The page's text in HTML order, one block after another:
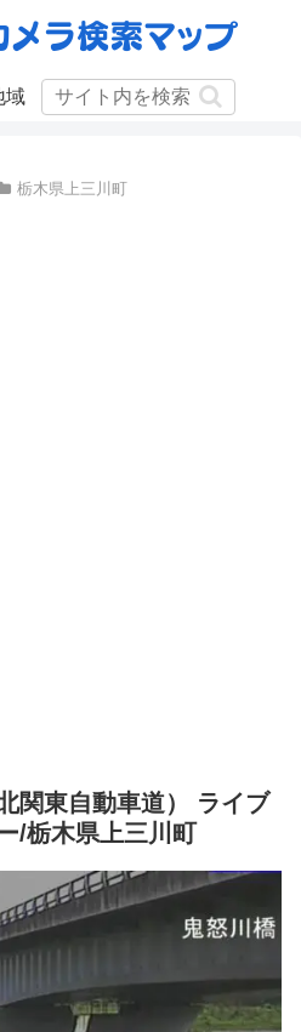
域
栃木県上三川町
関東自動車道） ライブ
/栃木県上三川町